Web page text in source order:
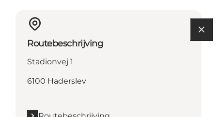
Routebeschrijving
Stadionvej 1
6100 Haderslev